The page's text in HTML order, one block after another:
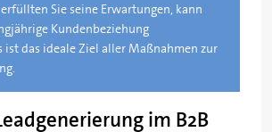
Sie seine Erwartungen, kann
Kundenbeziehung
ist das ideale Ziel aller Maßnahmen zur
im B2B